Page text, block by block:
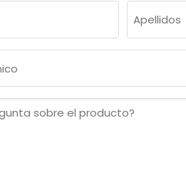
Apellidos